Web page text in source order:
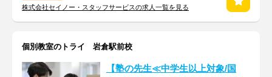
株式会社セイノー・スタッフサービスの求人一覧を見る
個別教室のトライ 岩倉駅前校
【塾の先生≪中学生以上対象/国